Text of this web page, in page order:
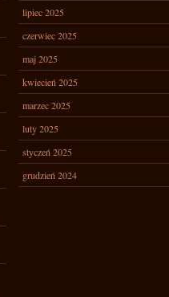
lipiec 2025
czerwiec 2025
maj 2025
kwiecień 2025
marzec 2025
luty 2025
styczeń 2025
grudzień 2024